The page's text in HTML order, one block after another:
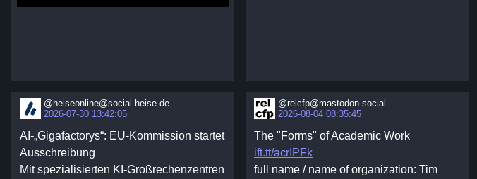
@heiseonline@social.heise.de
2026-07-30 13:42:05
AI-„Gigafactorys“: EU-Kommission startet
Ausschreibung
Mit spezialisierten KI-Großrechenzentren
@relcfp@mastodon.social
2026-08-04 08:35:45
The "Forms" of Academic Work
ift.tt/acrIPFk
full name / name of organization: Tim